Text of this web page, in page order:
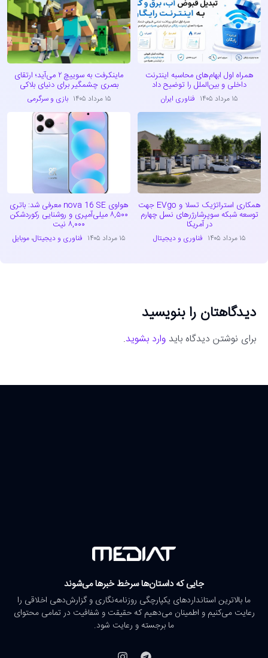
همراه اول ابهام‌های محاسبه اینترنت
داخلی و بین‌الملل را توضیح داد
۱۵ مرداد ۱۴۰۵ فناوری ایران
ماینکرفت به سوییچ ۲ می‌آید؛ ارتقای
بصری چشمگیر برای دنیای بلاکی
۱۵ مرداد ۱۴۰۵ بازی و سرگرمی
همکاری استراتژیک تسلا و EVgo جهت
توسعه شبکه سوپرشارژرهای نسل چهارم
در آمریکا
۱۵ مرداد ۱۴۰۵ فناوری و دیجیتال
هواوی nova 16 SE معرفی شد: باتری
۸,۵۰۰ میلی‌آمپری و روشنایی رکوردشکن
۸,۰۰۰ نیت
۱۵ مرداد ۱۴۰۵ فناوری و دیجیتال،موبایل
دیدگاهتان را بنویسید
برای نوشتن دیدگاه باید وارد بشوید.
جایی که داستان‌ها سرخط خبرها می‌شوند
ما بالاترین استانداردهای یکپارچگی روزنامه‌نگاری و گزارش‌دهی اخلاقی را
رعایت می‌کنیم و اطمینان می‌دهیم که حقیقت و شفافیت در تمامی محتوای
ما برجسته و رعایت شود.